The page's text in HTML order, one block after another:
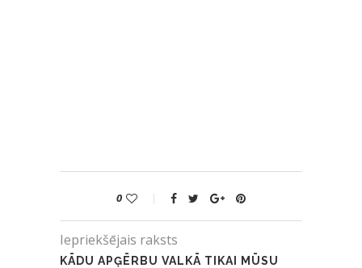
0
Iepriekšējais raksts
KĀDU APĢĒRBU VALKĀ TIKAI MŪSU